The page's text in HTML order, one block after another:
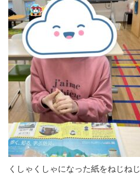
くしゃくしゃになった紙をねじねじ